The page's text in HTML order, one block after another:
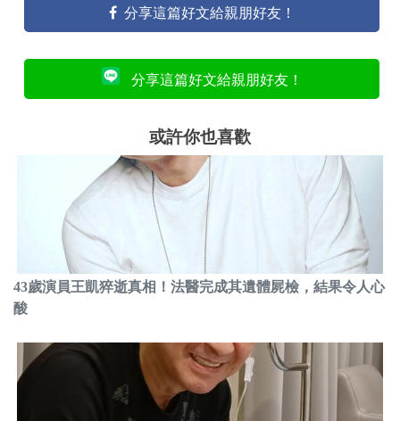
分享這篇好文給親朋好友！
分享這篇好文給親朋好友！
或許你也喜歡
43歲演員王凱猝逝真相！法醫完成其遺體屍檢，結果令人心
酸